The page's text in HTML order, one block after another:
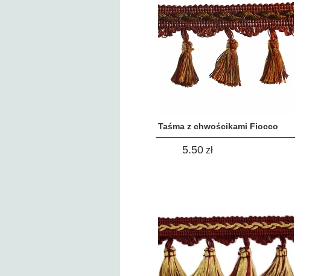
Taśma z chwościkami Fiocco
5.50 zł